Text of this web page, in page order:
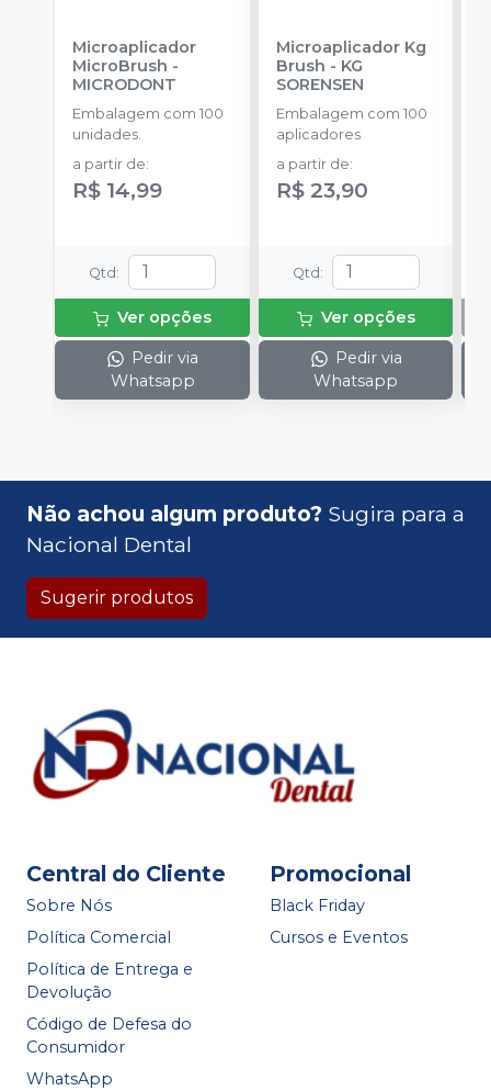
Microaplicador
MicroBrush -
MICRODONT
Embalagem com 100
unidades.
a partir de:
R$ 14,99
Qtd :
Ver opções
Pedir via
Whatsapp
Microaplicador Kg
Brush - KG
SORENSEN
Embalagem com 100
aplicadores
a partir de:
R$ 23,90
Qtd :
Ver opções
Pedir via
Whatsapp
Não achou algum produto? Sugira para a
Nacional Dental
Sugerir produtos
Central do Cliente
Sobre Nós
Política Comercial
Política de Entrega e
Devolução
Código de Defesa do
Consumidor
WhatsApp
Promocional
Black Friday
Cursos e Eventos